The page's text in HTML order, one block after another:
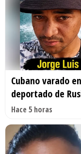
Cubano varado
deportado de
Hace 5 horas